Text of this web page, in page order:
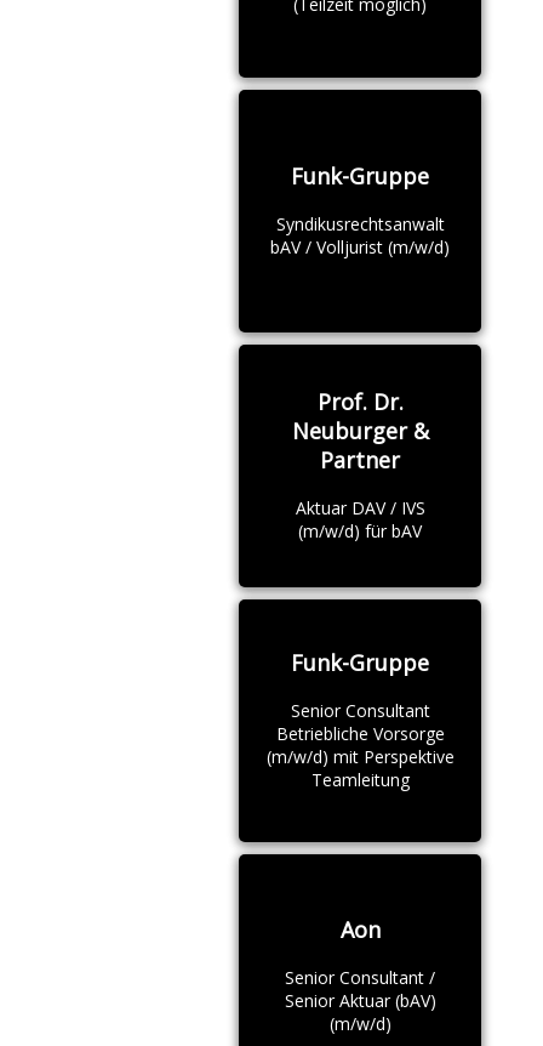
Funk-Gruppe
Syndikusrechtsanwalt
bAV / Volljurist (m/w/d)
Prof. Dr.
Neuburger &
Partner
Aktuar DAV / IVS
(m/w/d) für bAV
Funk-Gruppe
Senior Consultant
Betriebliche Vorsorge
(m/w/d) mit Perspektive
Teamleitung
Aon
Senior Consultant /
Senior Aktuar (bAV)
(m/w/d)